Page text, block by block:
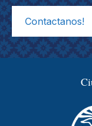
Contactanos!